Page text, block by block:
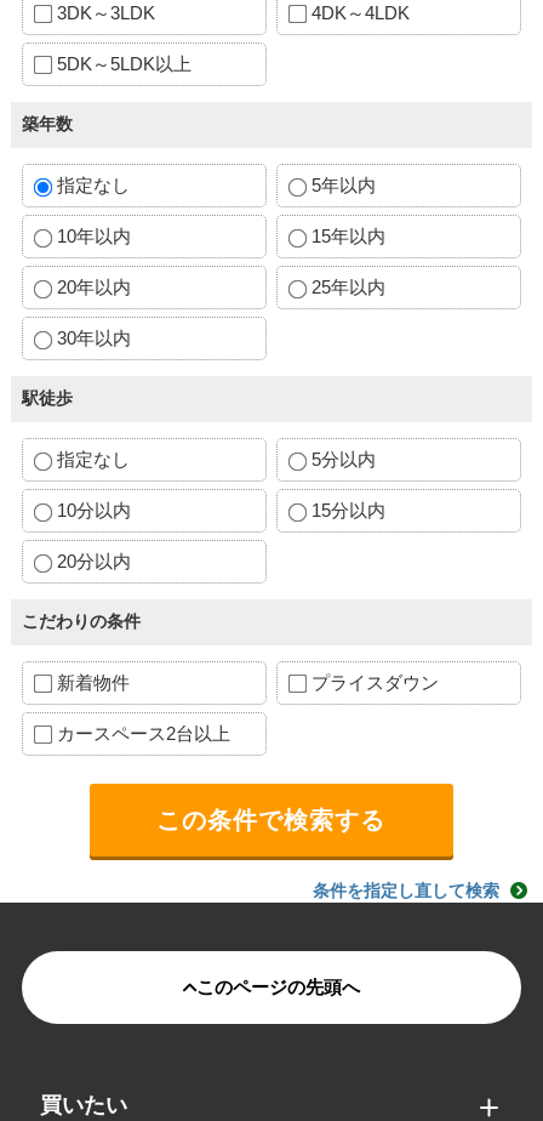
3DK～3LDK 4DK～4LDK
5DK～5LDK以上
築年数
指定なし 5年以内
10年以内 15年以内
20年以内 25年以内
30年以内
駅徒歩
指定なし 5分以内
10分以内 15分以内
20分以内
こだわりの条件
新着物件 プライスダウン
カースペース2台以上
条件を指定し直して検索
このページの先頭へ
買いたい